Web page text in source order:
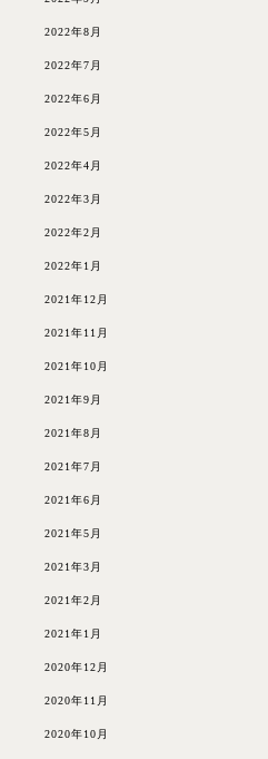
2022年8月
2022年7月
2022年6月
2022年5月
2022年4月
2022年3月
2022年2月
2022年1月
2021年12月
2021年11月
2021年10月
2021年9月
2021年8月
2021年7月
2021年6月
2021年5月
2021年3月
2021年2月
2021年1月
2020年12月
2020年11月
2020年10月